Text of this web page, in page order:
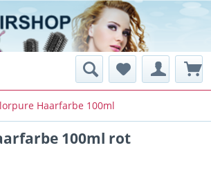
Haarfarbe 100ml
100ml rot